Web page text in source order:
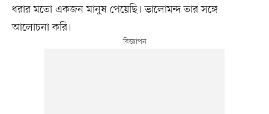
ধরার মতো একজন মানুষ পেয়েছি। ভালোমন্দ তার সঙ্গে
আলোচনা করি।